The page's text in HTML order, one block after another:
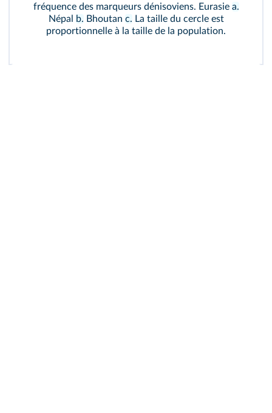
fréquence des marqueurs dénisoviens. Eurasie a.
Népal
b. Bhoutan c. La taille du cercle est
proportionnelle à la taille de la population.